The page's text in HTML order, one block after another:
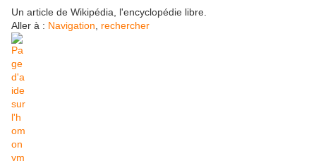
Un article de Wikipédia, l'encyclopédie libre.
Aller à : Navigation rechercher